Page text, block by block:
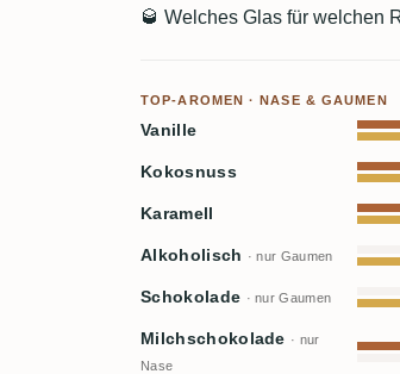
🥃 Welches Glas für welchen
TOP-AROMEN · NASE & GAUMEN
Vanille
Kokosnuss
Karamell
Alkoholisch · nur Gaumen
Schokolade · nur Gaumen
Milchschokolade · nur
Nase